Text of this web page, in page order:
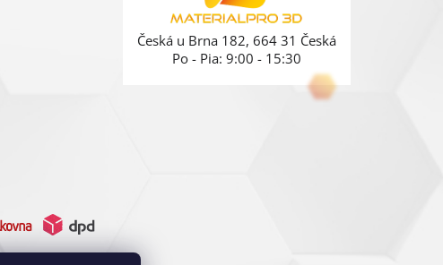
Česká u Brna 182, 664 31 Česká
Po - Pia: 9:00 - 15:30